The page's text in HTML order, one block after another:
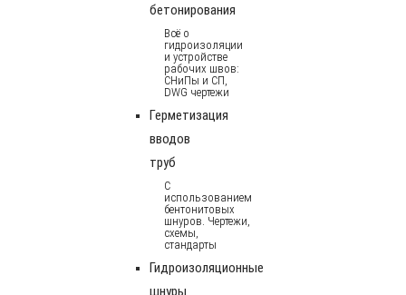
бетонирования
Всё о
гидроизоляции
и устройстве
рабочих швов:
СНиПы и СП,
DWG чертежи
Герметизация
вводов
труб
С
использованием
бентонитовых
шнуров. Чертежи,
схемы,
стандарты
Гидроизоляционные
шнуры